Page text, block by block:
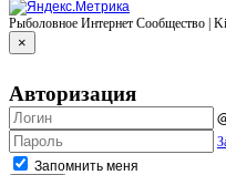
Рыболовное Интернет Сообщество |
×
Авторизация
Запомнить меня